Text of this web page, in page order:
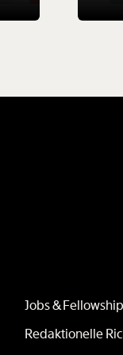
Jobs &
Redaktionelle